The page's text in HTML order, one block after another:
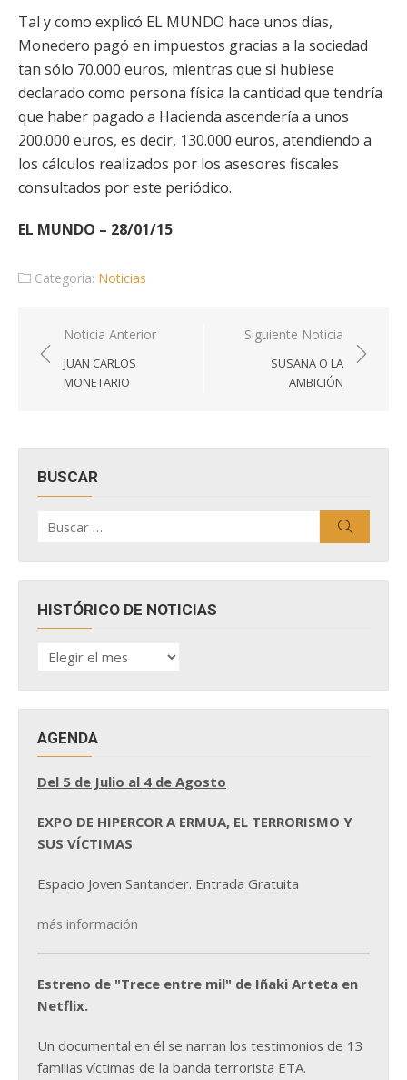
Tal y como explicó EL MUNDO hace unos días,
Monedero pagó en impuestos gracias a la sociedad
tan sólo 70.000 euros, mientras que si hubiese
declarado como persona física la cantidad que tendría
que haber pagado a Hacienda ascendería a unos
200.000 euros, es decir, 130.000 euros, atendiendo a
los cálculos realizados por los asesores fiscales
consultados por este periódico.
EL MUNDO – 28/01/15
Categoría: Noticias
Navegación
de
entradas
Noticia Anterior
JUAN CARLOS
MONETARIO
Siguiente Noticia
SUSANA O LA
AMBICIÓN
BUSCAR
por:
HISTÓRICO DE NOTICIAS
HISTÓRICO
DE
AGENDA
Del 5 de Julio al 4 de Agosto
EXPO DE HIPERCOR A ERMUA, EL TERRORISMO Y
SUS VÍCTIMAS
Espacio Joven Santander. Entrada Gratuita
más información
Estreno de "Trece entre mil" de Iñaki Arteta en
Netflix.
Un documental en él se narran los testimonios de 13
familias víctimas de la banda terrorista ETA.